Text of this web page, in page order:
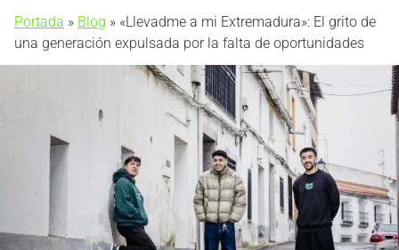
Portada » Blog » «Llevadme a mi Extremadura»: El grito de
una generación expulsada por la falta de oportunidades